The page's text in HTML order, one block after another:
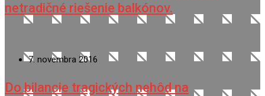
netradičné riešenie balkónov.
7. novembra 2016
Do bilancie tragických nehôd na